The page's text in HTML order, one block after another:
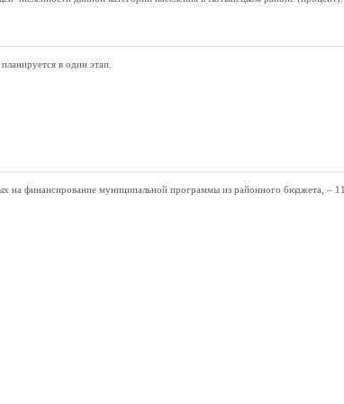
в один этап.
на финансирование муниципальной программы из районного бюджета, –